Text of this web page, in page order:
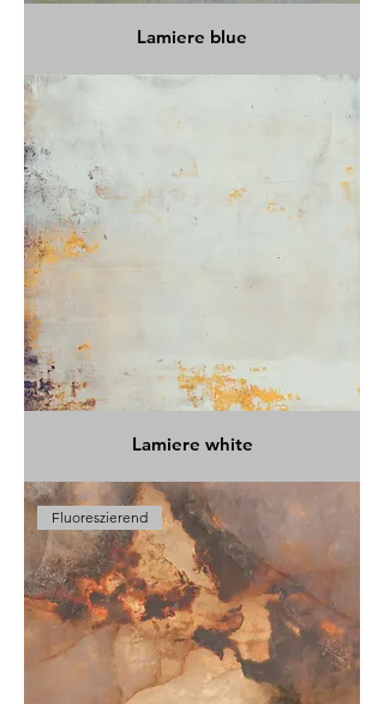
Lamiere blue
Lamiere white
Fluoreszierend